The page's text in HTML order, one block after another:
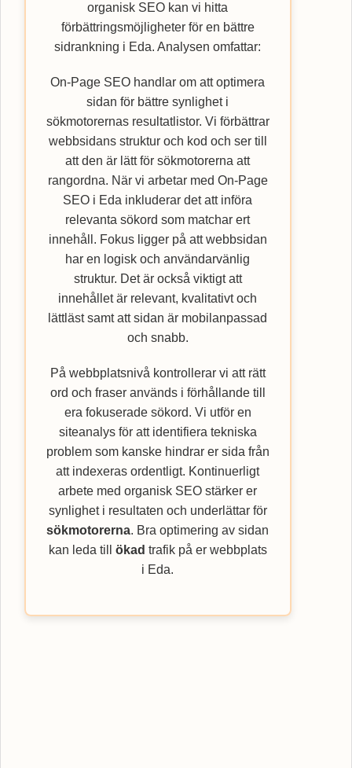
organisk SEO kan vi hitta
förbättringsmöjligheter för en bättre
sidrankning i Eda. Analysen omfattar:
On-Page SEO handlar om att optimera
sidan för bättre synlighet i
sökmotorernas resultatlistor. Vi förbättrar
webbsidans struktur och kod och ser till
att den är lätt för sökmotorerna att
rangordna. När vi arbetar med On-Page
SEO i Eda inkluderar det att införa
relevanta sökord som matchar ert
innehåll. Fokus ligger på att webbsidan
har en logisk och användarvänlig
struktur. Det är också viktigt att
innehållet är relevant, kvalitativt och
lättläst samt att sidan är mobilanpassad
och snabb.
På webbplatsnivå kontrollerar vi att rätt
ord och fraser används i förhållande till
era fokuserade sökord. Vi utför en
siteanalys för att identifiera tekniska
problem som kanske hindrar er sida från
att indexeras ordentligt. Kontinuerligt
arbete med organisk SEO stärker er
synlighet i resultaten och underlättar för
sökmotorerna. Bra optimering av sidan
kan leda till ökad trafik på er webbplats
i Eda.